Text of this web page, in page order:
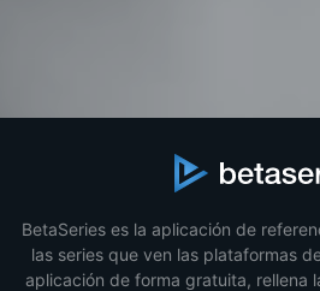
BetaSeries es la aplicación de
las series que ven las plataformas
aplicación de forma gratuita, rellena